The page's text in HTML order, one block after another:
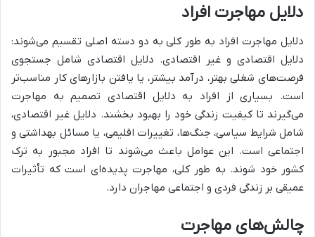
دلایل مهاجرت افراد
دلایل مهاجرت افراد به طور کلی به دو دسته اصلی تقسیم می‌شوند:
دلایل اقتصادی و غیر اقتصادی. دلایل اقتصادی شامل جستجوی
فرصت‌های شغلی بهتر، درآمد بیشتر، یا یافتن بازارهای کار مناسب‌تر
است. بسیاری از افراد به دلایل اقتصادی تصمیم به مهاجرت
می‌گیرند تا کیفیت زندگی خود را بهبود بخشند. دلایل غیر اقتصادی،
شامل شرایط سیاسی، جنگ‌ها، تغییرات اقلیمی، یا مسائل بهداشتی و
اجتماعی است. این عوامل باعث می‌شوند تا افراد مجبور به ترک
کشور خود شوند. به طور کلی، مهاجرت پدیده‌ای است که تأثیرات
عمیقی بر زندگی فردی و اجتماعی مهاجران دارد.
چالش‌های مهاجرت